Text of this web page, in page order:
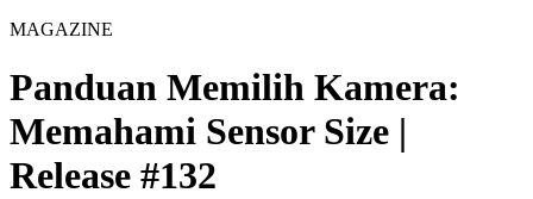
MAGAZINE
Panduan Memilih Kamera:
Memahami Sensor Size |
Release #132